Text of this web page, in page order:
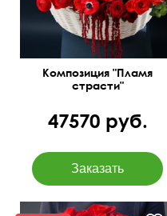
Композиция "Пламя
страсти"
47570 руб.